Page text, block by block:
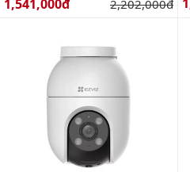
1,541,000đ 2,202,000đ